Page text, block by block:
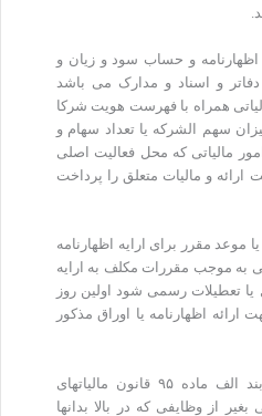
و حساب سود و زیان و
دفاتر و اسناد و مدارک می باشد
مالیاتی همراه با فهرست هویت شرکا
سهم الشرکه یا تعداد سهام و
مالیاتی که محل فعالیت اصلی
و مالیات متعلق را پرداخت
یا موعد مقرر برای ارایه اظهارنامه
به موجب مقررات مکلف به ارایه
تعطیلات رسمی شود اولین روز
اظهارنامه یا اوراق مذکور
۵- اشخاص حقیقی موضوع بند الف ماده ۹۵ قانون مالیاتهای
از وظایفی که در بالا بدانها